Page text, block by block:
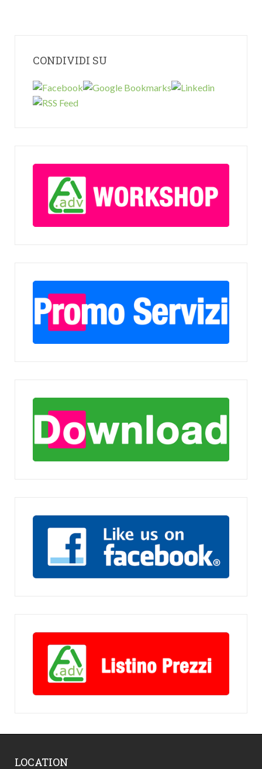
CONDIVIDI SU
LOCATION